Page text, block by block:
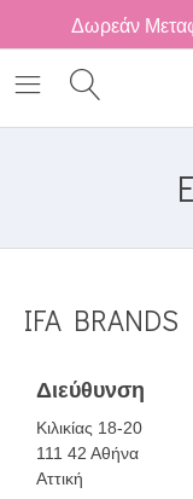
Δωρεάν
IFA BRANDS
Διεύθυνση
Κιλικίας 18-20
111 42 Αθήνα
Αττική